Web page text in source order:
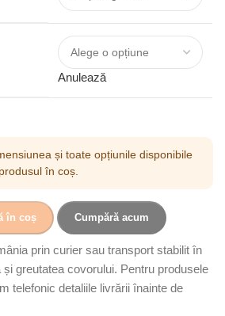
Anulează
și toate opțiunile disponibile
în coș.
în coș Cumpără acum
prin curier sau transport stabilit în
greutatea covorului. Pentru produsele
telefonic detaliile livrării înainte de